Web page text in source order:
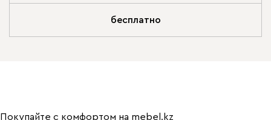
бесплатно
Покупайте с комфортом на mebel.kz